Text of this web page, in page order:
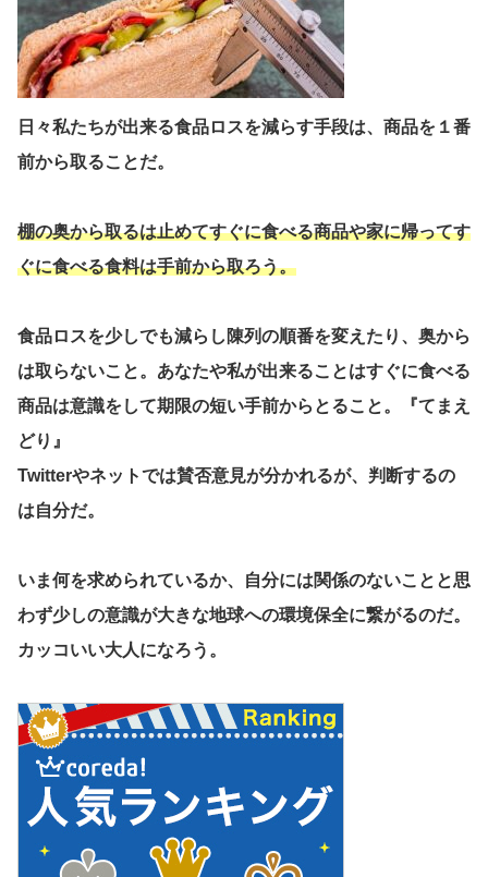
日々私たちが出来る食品ロスを減らす手段は、商品を１番
前から取ることだ。
棚の奥から取るは止めてすぐに食べる商品や家に帰ってす
ぐに食べる食料は手前から取ろう。
食品ロスを少しでも減らし陳列の順番を変えたり、奥から
は取らないこと。あなたや私が出来ることはすぐに食べる
商品は意識をして期限の短い手前からとること。『てまえ
どり』
Twitterやネットでは賛否意見が分かれるが、判断するの
は自分だ。
いま何を求められているか、自分には関係のないことと思
わず少しの意識が大きな地球への環境保全に繋がるのだ。
カッコいい大人になろう。